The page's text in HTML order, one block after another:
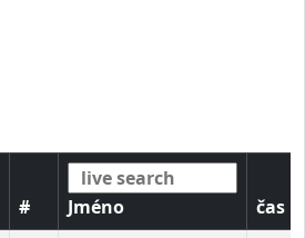
# Jméno
čas